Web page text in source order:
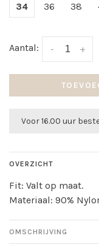
34 36 38
Aantal: +
-
Voor 16.00 uur
OVERZICHT
Fit: Valt op maat.
Materiaal: 90%
OMSCHRIJVING